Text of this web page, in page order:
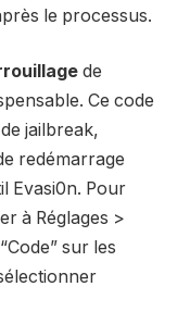
le processus.
de
Ce code
jailbreak,
redémarrage
Evasi0n. Pour
à Réglages >
sur les